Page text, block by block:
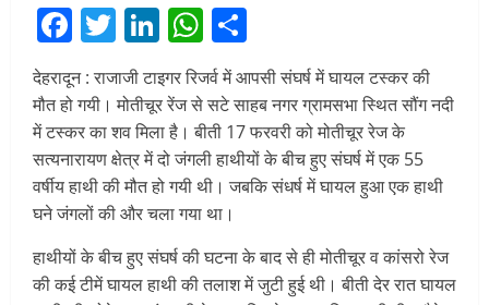
Facebook
Twitter
LinkedIn
WhatsApp
देहरादून : राजाजी टाइगर रिजर्व में आपसी संघर्ष में घायल टस्कर की
मौत हो गयी। मोतीचूर रेंज से सटे साहब नगर ग्रामसभा स्थित सौंग नदी
में टस्कर का शव मिला है। बीती 17 फरवरी को मोतीचूर रेज के
सत्यनारायण क्षेत्र में दो जंगली हाथीयों के बीच हुए संघर्ष में एक 55
वर्षीय हाथी की मौत हो गयी थी। जबकि संधर्ष में घायल हुआ एक हाथी
घने जंगलों की और चला गया था।
हाथीयों के बीच हुए संघर्ष की घटना के बाद से ही मोतीचूर व कांसरो रेज
की कई टीमें घायल हाथी की तलाश में जुटी हुई थी। बीती देर रात घायल